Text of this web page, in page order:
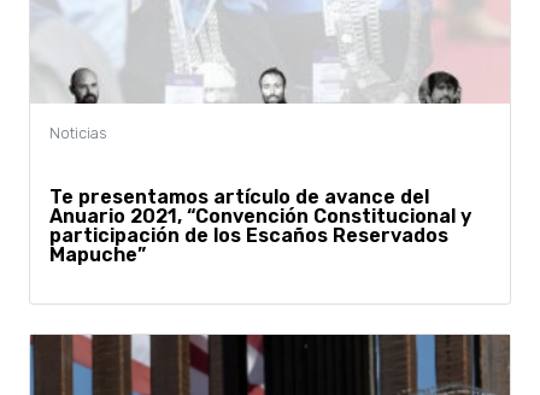
Te presentamos artículo de avance del
Anuario 2021, “Convención Constitucional y
participación de los Escaños Reservados
Mapuche”